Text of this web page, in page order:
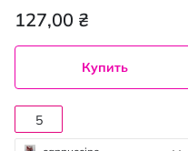
127,00 ₴
Купить
5